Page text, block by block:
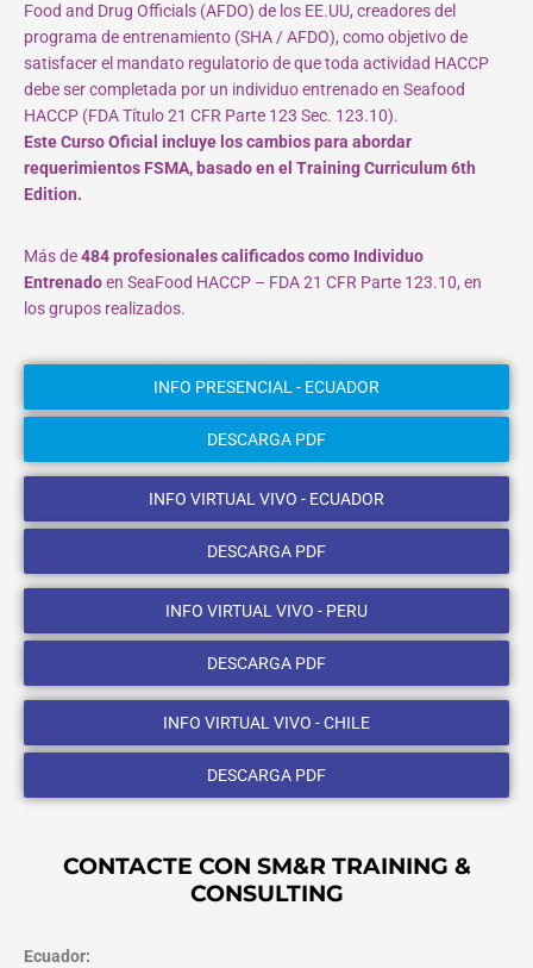
Food and Drug Officials (AFDO) de los EE.UU, creadores del
programa de entrenamiento (SHA / AFDO), como objetivo de
satisfacer el mandato regulatorio de que toda actividad HACCP
debe ser completada por un individuo entrenado en Seafood
HACCP (FDA Título 21 CFR Parte 123 Sec. 123.10).
Este Curso Oficial incluye los cambios para abordar
requerimientos FSMA, basado en el Training Curriculum 6th
Edition.
Más de484 profesionales calificados como Individuo
Entrenadoen SeaFood HACCP – FDA 21 CFR Parte 123.10, en
los grupos realizados.
INFO PRESENCIAL - ECUADOR
DESCARGA PDF
INFO VIRTUAL VIVO - ECUADOR
DESCARGA PDF
INFO VIRTUAL VIVO - PERU
DESCARGA PDF
INFO VIRTUAL VIVO - CHILE
DESCARGA PDF
CONTACTE CON SM&R TRAINING &
CONSULTING
Ecuador: